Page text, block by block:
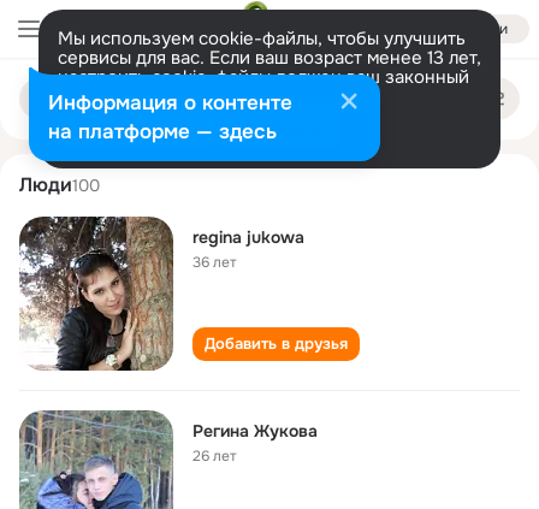
Войти
Мы используем cookie-файлы, чтобы улучшить
сервисы для вас. Если ваш возраст менее 13 лет,
настроить cookie-файлы должен ваш законный
представитель. Больше информации
Разрешить все Настроить
Поиск
людям
regina zhukova
Люди100
regina jukowa
36 лет
Добавить в друзья
Регина Жукова
26 лет
Информация о контенте
на платформе — здесь